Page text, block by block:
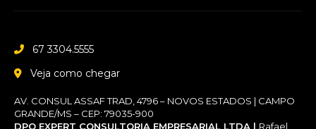
67 3304.5555
Veja como chegar
AV. CONSUL ASSAF TRAD, 4796 – NOVOS ESTADOS | CAMPO
GRANDE/MS – CEP: 79035-900
DPO EXPERT CONSULTORIA EMPRESARIAL LTDA | Rafael